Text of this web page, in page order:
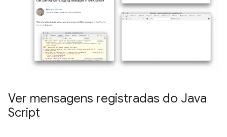
Ver mensagens registradas do Java
Script